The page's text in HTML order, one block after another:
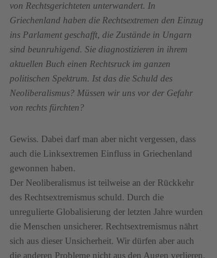
von Rechtsgerichteten unterwandert. In
Griechenland haben die Rechtsextremen den Einzug
ins Parlament geschafft, die Zustände in Ungarn
sind beunruhigend. Sie diagnostizieren in ihrem
aktuellen Buch einen Rechtsruck im ganzen
politischen Spektrum. Ist das die Schuld des
Neoliberalismus? Müssen wir uns vor der Gefahr
von rechts fürchten?
Gewiss. Dabei darf man aber nicht vergessen, dass
auch die Linksextremen Einfluss in Griechenland
gewonnen haben.
Der Neoliberalismus ist teilweise an der Rückkehr
des Rechtsextremismus schuld. Durch die
unregulierte Globalisierung der letzten Jahre wurden
die Menschen unsicherer. Rechtsextremismus nährt
sich aus dieser Unsicherheit. Wir dürfen aber auch
die anderen Probleme nicht aus den Augen verlieren,